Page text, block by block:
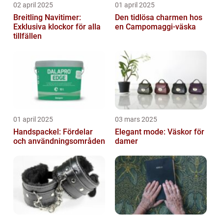
02 april 2025
Breitling Navitimer:
Exklusiva klockor för alla
tillfällen
01 april 2025
Den tidlösa charmen hos
en Campomaggi-väska
01 april 2025
Handspackel: Fördelar
och användningsområden
03 mars 2025
Elegant mode: Väskor för
damer